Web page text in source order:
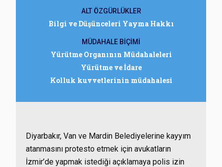
ALT ÖZGÜRLÜKLER
Bilgi ve Düşünceleri Yayma Hakkı
MÜDAHALE BİÇİMİ
Yürütme Organının Müdahaleleri
Yürütme ve İdare
Kolluk kuvvetlerinin müdahalesi
Diyarbakır, Van ve Mardin Belediyelerine kayyım
atanmasını protesto etmek için avukatların
İzmir’de yapmak istediği açıklamaya polis izin